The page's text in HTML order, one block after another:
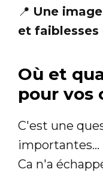
📍 Une
et
Où et
pour vos
C'est une
Ca n'a